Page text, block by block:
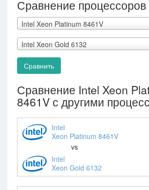
Сравнение процессоров
Intel Xeon Platinum 8461V
Intel Xeon Gold 6132
Сравнить
Сравнение Intel Xeon
8461V с другими
Intel
Xeon Platinum 8461V
vs
Intel
Xeon Gold 6132